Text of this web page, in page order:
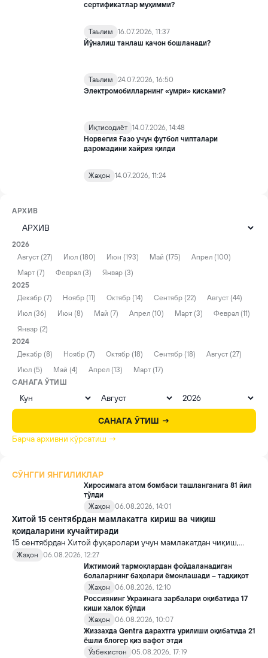
сертификатлар муҳимми?
Таълим
16.07.2026, 11:37
Йўналиш танлаш қачон бошланади?
Таълим
24.07.2026, 16:50
Электромобилларнинг «умри» қисқами?
Иқтисодиёт 14.07.2026, 14:48
Норвегия Ғазо учун футбол чипталари
даромадини хайрия қилди
Жаҳон 14.07.2026, 11:24
АРХИВ
2026
Август (27)
Июл (180) Июн (193) Май (175)
Апрел (100)
Март (7)
Феврал (3)
Январ (3)
2025
Декабр (7)
Ноябр (11) Октябр (14) Сентябр (22)
Август (44)
Июл (36)
Июн (8) Май (7) Апрел (10) Март (3)
Феврал (11)
Январ (2)
2024
Декабр (8)
Ноябр (7) Октябр (18) Сентябр (18)
Август (27)
Июл (5)
Май (4) Апрел (13)
Март (17)
САНАГА ЎТИШ
САНАГА ЎТИШ →
Барча архивни кўрсатиш →
СЎНГГИ ЯНГИЛИКЛАР
Хиросимага атом бомбаси ташланганига 81 йил
тўлди
Жаҳон
06.08.2026, 14:01
Хитой 15 сентябрдан мамлакатга кириш ва чиқиш
қоидаларини кучайтиради
15 сентябрдан Хитой фуқаролари учун мамлакатдан чиқиш,
хорижликлар учун эса Хитойга кириш тартиби бўйича янги
қоидалар кучга киради.
Жаҳон
06.08.2026, 12:27
Ижтимоий тармоқлардан фойдаланадиган
болаларнинг баҳолари ёмонлашади – тадқиқот
Жаҳон
06.08.2026, 12:10
Россиянинг Украинага зарбалари оқибатида 17
киши ҳалок бўлди
Жаҳон
06.08.2026, 10:07
Жиззахда Gentra дарахтга урилиши оқибатида 21
ёшли блогер қиз вафот этди
Ўзбекистон
05.08.2026, 17:19